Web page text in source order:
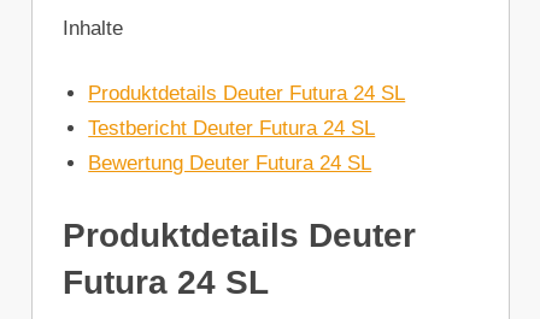
Inhalte
Produktdetails Deuter Futura 24 SL
Testbericht Deuter Futura 24 SL
Bewertung Deuter Futura 24 SL
Produktdetails Deuter
Futura 24 SL